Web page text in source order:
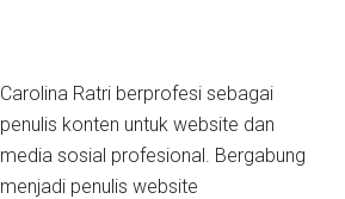
Carolina Ratri berprofesi sebagai
penulis konten untuk website dan
media sosial profesional. Bergabung
menjadi penulis website